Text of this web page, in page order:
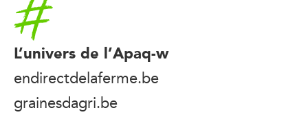
L’univers de l’Apaq-w
endirectdelaferme.be
grainesdagri.be